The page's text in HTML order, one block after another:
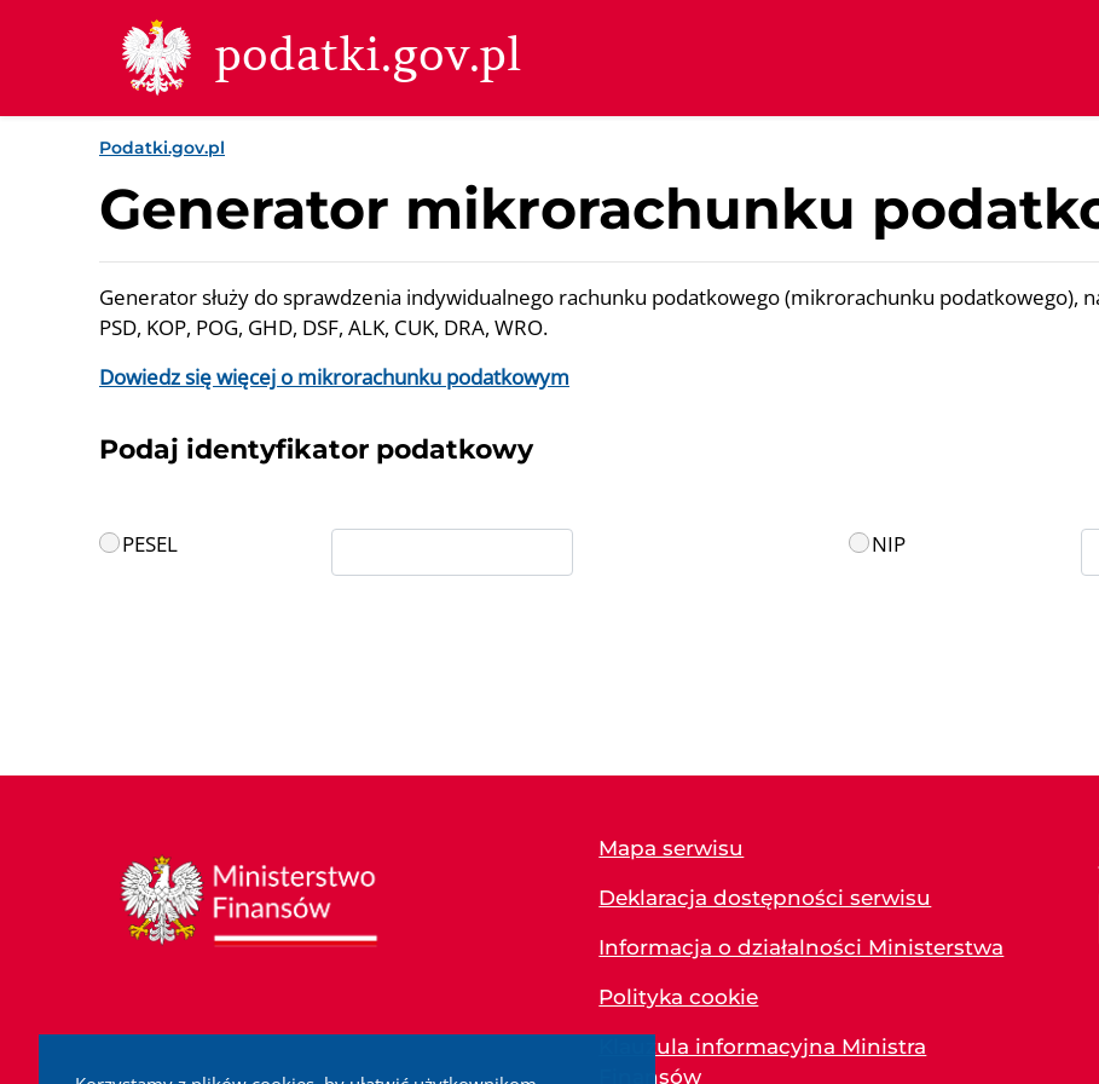
Przejdź do treści
Przejdź do wyszukiwarki
Przejdź do stopki
podatki.gov.pl
Podatki.gov.pl
Generator mikrorachunku
Generator służy do sprawdzenia indywidualnego rachunku podatkowego (mikrorachunku podatkowego), na
PSD, KOP, POG, GHD, DSF, ALK, CUK, DRA, WRO.
Dowiedz się więcej o mikrorachunku podatkowym
Podaj identyfikator podatkowy
PESEL NIP
Mapa serwisu
Deklaracja dostępności serwisu
Informacja o działalności Ministerstwa
Polityka cookie
Klauzula informacyjna Ministra
Finansów